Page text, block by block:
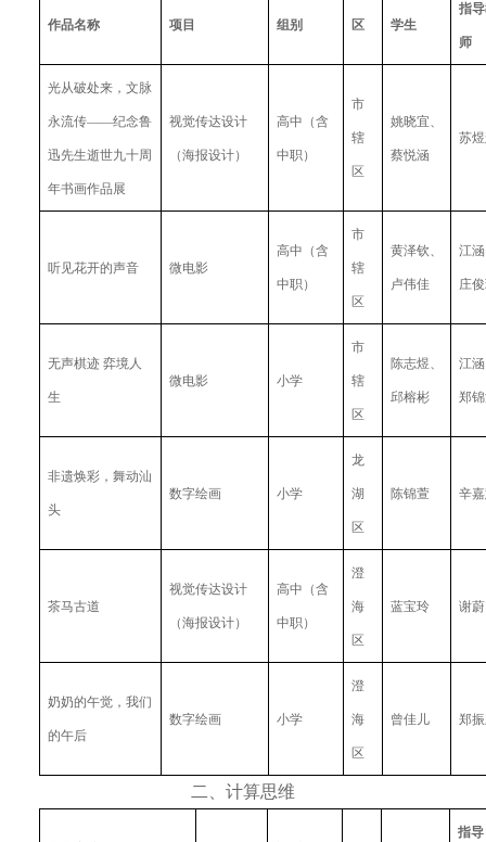
作品名称 项目 组别 区 学生
指
师
光从破处来，文脉
永流传——纪念鲁
迅先生逝世九十周
年书画作品展
视觉传达设计
（海报设计）
高中（含
中职）
市
辖
区
姚晓宜、
蔡悦涵
苏
听见花开的声音 微电影
高中（含
中职）
市
辖
区
黄泽钦、
卢伟佳
江
庄
无声棋迹 弈境人
生
微电影 小学
市
辖
区
陈志煜、
邱榕彬
江
郑
非遗焕彩，舞动汕
头
数字绘画 小学
龙
湖
区
陈锦萱 辛
茶马古道
视觉传达设计
（海报设计）
高中（含
中职）
澄
海
区
蓝宝玲 谢蔚
奶奶的午觉，我们
的午后
数字绘画 小学
澄
海
区
曾佳儿 郑
二、计算思维
指导